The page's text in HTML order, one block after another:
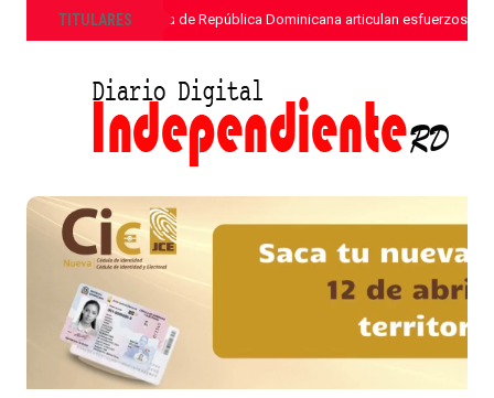
TITULARES
»ETED y la Armada de República Dominicana articulan esfuerzos